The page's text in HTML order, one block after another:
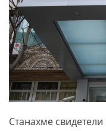
Станахме